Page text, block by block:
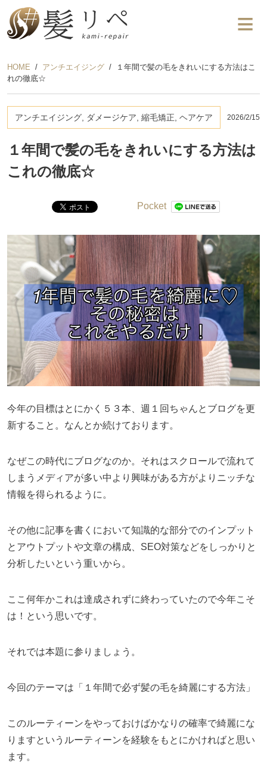
HOME アンチエイジング
１年間で髪の毛をきれいにする方法はこ
れの徹底☆
アンチエイジング, ダメージケア, 縮毛矯正, ヘアケア 2026/2/15
１年間で髪の毛をきれいにする方法は
これの徹底☆
Pocket
今年の目標はとにかく５３本、週１回ちゃんとブログを更
新すること。なんとか続けております。
なぜこの時代にブログなのか。それはスクロールで流れて
しまうメディアが多い中より興味がある方がよりニッチな
情報を得られるように。
その他に記事を書くにおいて知識的な部分でのインプット
とアウトプットや文章の構成、SEO対策などをしっかりと
分析したいという重いから。
ここ何年かこれは達成されずに終わっていたので今年こそ
は！という思いです。
それでは本題に参りましょう。
今回のテーマは「１年間で必ず髪の毛を綺麗にする方法」
このルーティーンをやっておけばかなりの確率で綺麗にな
りますというルーティーンを経験をもとにかければと思い
ます。